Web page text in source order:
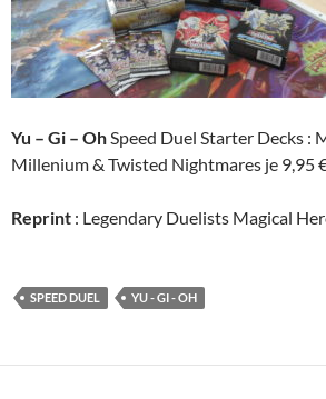
Yu – Gi – OhSpeed Duel Starter Decks :
Millenium & Twisted Nightmares je 9,95
Reprint : Legendary Duelists Magical
SPEED DUEL YU - GI - OH